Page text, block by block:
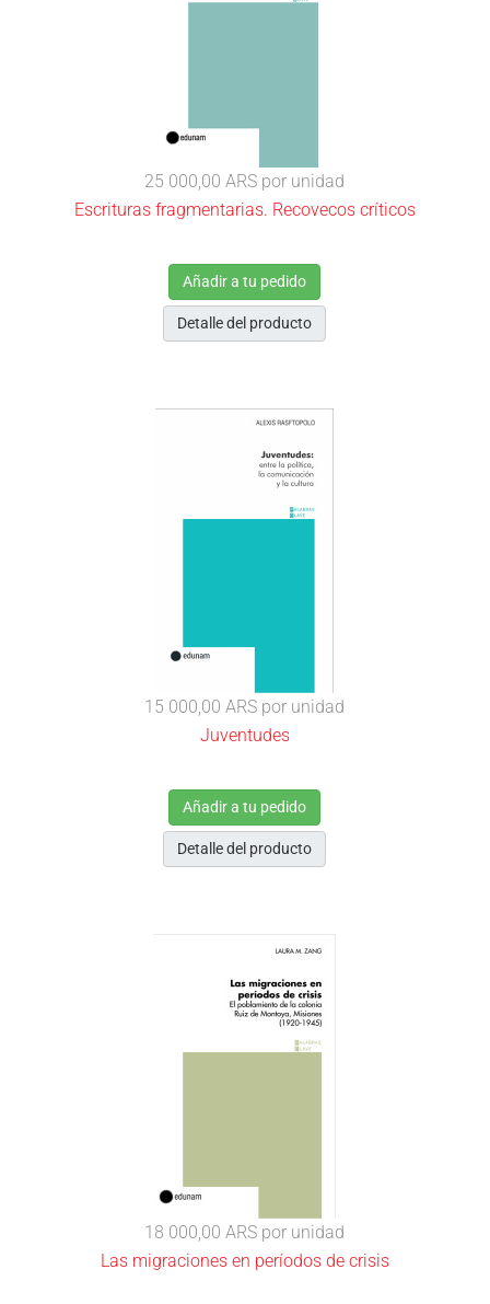
25 000,00 ARS por unidad
Escrituras fragmentarias. Recovecos críticos
Añadir a tu pedido
Detalle del producto
15 000,00 ARS por unidad
Juventudes
Añadir a tu pedido
Detalle del producto
18 000,00 ARS por unidad
Las migraciones en períodos de crisis